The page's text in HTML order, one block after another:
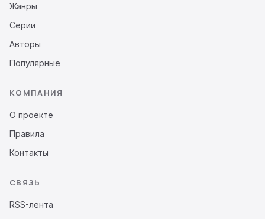
Жанры
Серии
Авторы
Популярные
КОМПАНИЯ
О проекте
Правила
Контакты
СВЯЗЬ
RSS-лента